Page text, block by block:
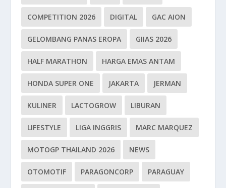
COMPETITION 2026 DIGITAL GAC AION
GELOMBANG PANAS EROPA GIIAS 2026
HALF MARATHON HARGA EMAS ANTAM
HONDA SUPER ONE JAKARTA JERMAN
KULINER LACTOGROW LIBURAN
LIFESTYLE LIGA INGGRIS MARC MARQUEZ
MOTOGP THAILAND 2026 NEWS
OTOMOTIF PARAGONCORP PARAGUAY